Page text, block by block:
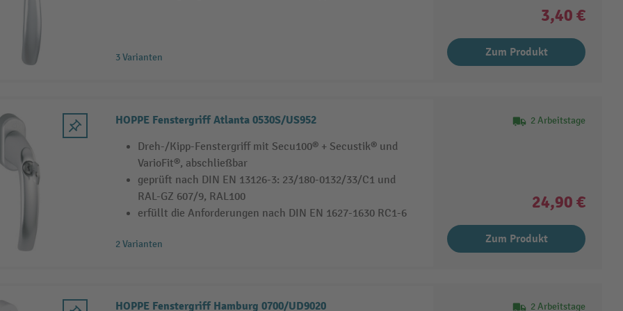
3 Varianten
3,40 €
Zum Produkt
HOPPE Fenstergriff Atlanta 0530S/US952
Dreh-/Kipp-Fenstergriff mit Secu100® + Secustik® und
VarioFit®, abschließbar
geprüft nach DIN EN 13126-3: 23/180-0132/33/C1 und
RAL-GZ 607/9, RAL100
erfüllt die Anforderungen nach DIN EN 1627-1630 RC1-6
2 Varianten
2 Arbeitstage
24,90 €
Zum Produkt
HOPPE Fenstergriff Hamburg 0700/UD9020 2 Arbeitstage